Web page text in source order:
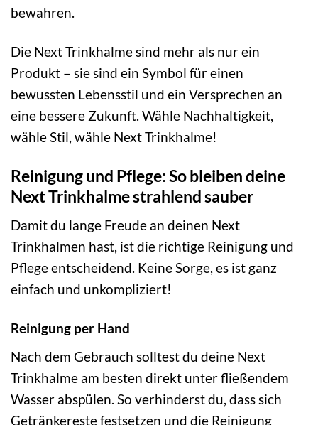
bewahren.
Die Next Trinkhalme sind mehr als nur ein
Produkt – sie sind ein Symbol für einen
bewussten Lebensstil und ein Versprechen an
eine bessere Zukunft. Wähle Nachhaltigkeit,
wähle Stil, wähle Next Trinkhalme!
Reinigung und Pflege: So bleiben deine
Next Trinkhalme strahlend sauber
Damit du lange Freude an deinen Next
Trinkhalmen hast, ist die richtige Reinigung und
Pflege entscheidend. Keine Sorge, es ist ganz
einfach und unkompliziert!
Reinigung per Hand
Nach dem Gebrauch solltest du deine Next
Trinkhalme am besten direkt unter fließendem
Wasser abspülen. So verhinderst du, dass sich
Getränkereste festsetzen und die Reinigung